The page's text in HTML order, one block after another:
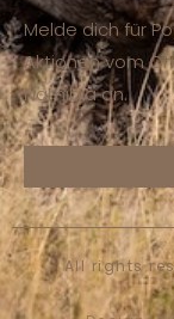
Melde dich für
Aktionen vom
Namibia an.
All rights